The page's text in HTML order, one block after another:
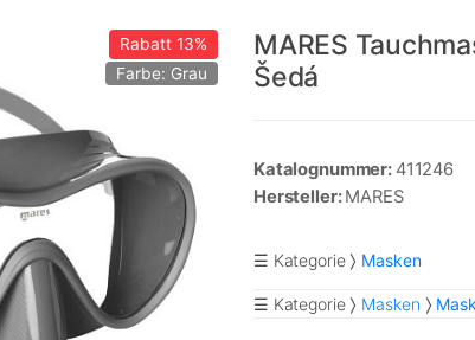
Rabatt13%
Farbe: Grau
MARES
Šedá
Katalognummer: 411246
Hersteller:MARES
☰ Kategorie Masken
☰ Kategorie Masken